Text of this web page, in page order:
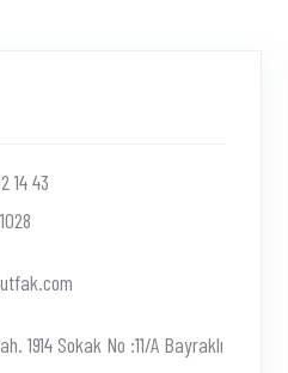
14 43
1914 Sokak No :11/A Bayraklı